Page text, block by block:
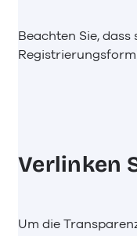
Beachten Sie,
Verlinken
Um die